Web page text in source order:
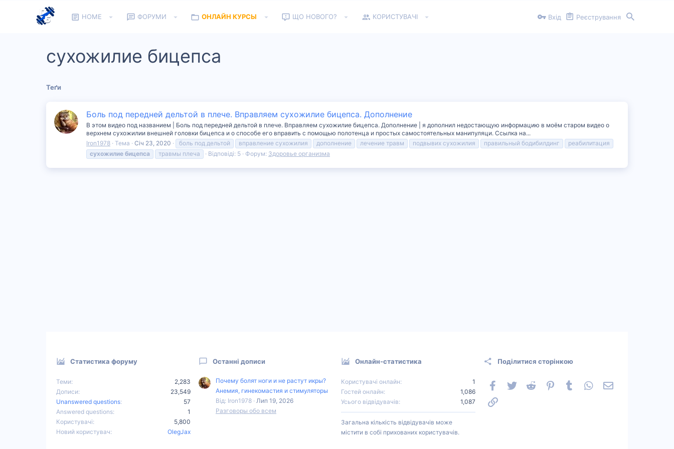
HOME ФОРУМИ ОНЛАЙН КУРСЫ ЩО НОВОГО? КОРИСТУВАЧІ Вхід Реєстрування
сухожилие бицепса
Теґи
Боль под передней дельтой в плече. Вправляем сухожилие бицепса. Дополнение
В этом видео под названием | Боль под передней дельтой в плече. Вправляем сухожилие бицепса. Дополнение | я дополнил недостающую информацию в моём старом видео о
верхнем сухожилии внешней головки бицепса и о способе его вправить с помощью полотенца и простых самостоятельных манипуляци. Ссылка на...
Iron1978 Тема Січ 23, 2020 боль под дельтой вправление сухожилия дополнение лечение травм подвывих сухожилия правильный бодибилдинг
реабилитация
сухожилие бицепса травмы плеча Відповіді: 5 Форум: Здоровье организма
Статистика форуму
Теми
2,283
Дописи
23,549
Unanswered questions
57
Answered questions
1
Користувачі
5,800
Новий користувач
OlegJax
Останні дописи
Почему болят ноги и не растут икры?
Анемия, гинекомастия и стимуляторы
Від: Iron1978
Лип 19, 2026
Разговоры обо всем
Онлайн-статистика
Користувачі онлайн
1
Гостей онлайн
1,086
Усього відвідувачів
1,087
Загальна кількість відвідувачів може
містити в собі прихованих користувачів.
Поділитися сторінкою
FacebookTwitter Reddit PinterestTumblr WhatsApp